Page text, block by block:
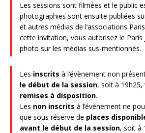
Les sessions sont filmées et le public
photographies sont ensuite publiées
et autres médias de l’associations
cette invitation, vous autorisez le Paris
photo sur les médias sus-mentionnés.
Les inscrits à l’évènement non
le début de la session, soit à
remises à disposition.
Les non inscrits à l’évènement ne
que sous réserve de places
avant le début de la session, soit à